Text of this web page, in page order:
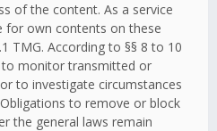
of the content. As a service
for own contents on these
TMG. According to §§ 8 to 10
monitor transmitted or
to investigate circumstances
to remove or block
the general laws remain